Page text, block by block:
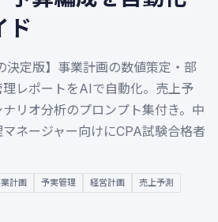
ド
決定版】事業計画の数値策定・部
レポートをAIで自動化。売上予
リオ分析のプロンプト集付き。中
ネージャー向けにCPA試験合格者
計画 予実管理 経営計画
売上予測